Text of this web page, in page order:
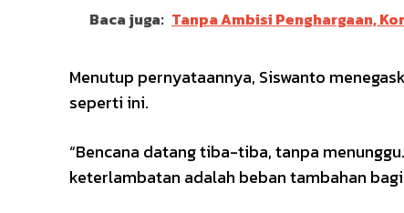
Baca juga: Tanpa Ambisi Penghargaan,
Menutup pernyataannya, Siswanto
seperti ini.
“Bencana datang tiba-tiba, tanpa
keterlambatan adalah beban tambahan